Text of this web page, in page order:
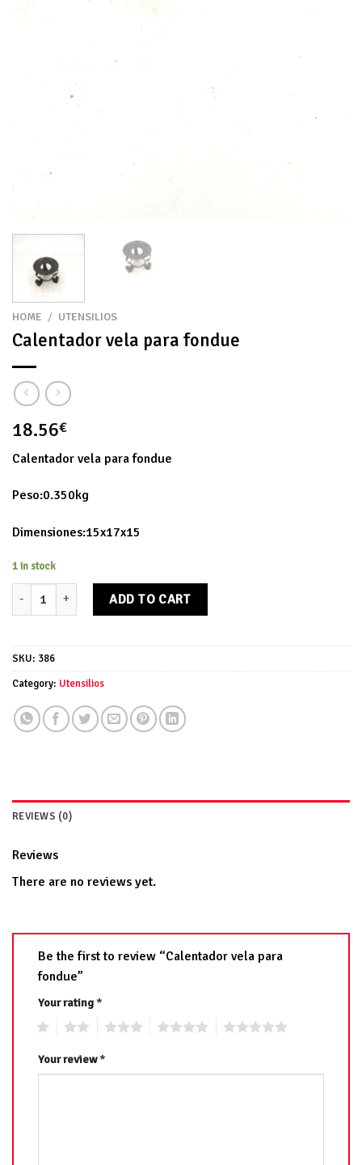
HOME / UTENSILIOS
Calentador vela para fondue
18.56€
Calentador vela para fondue
Peso:0.350kg
Dimensiones:15x17x15
1 in stock
Calentador vela para fondue quantity
ADD TO CART
SKU: 386
Category: Utensilios
REVIEWS (0)
Reviews
There are no reviews yet.
Be the first to review “Calentador vela para
fondue”
Your rating*
Your review*